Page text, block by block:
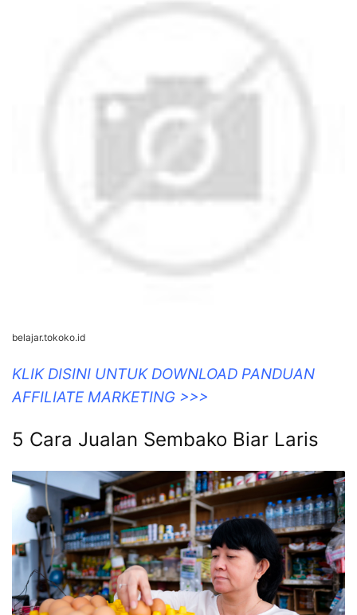
belajar.tokoko.id
KLIK DISINI UNTUK DOWNLOAD PANDUAN
AFFILIATE MARKETING >>>
5 Cara Jualan Sembako Biar Laris